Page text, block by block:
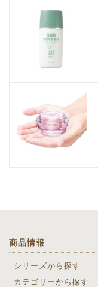
商品情報
シリーズから探す
カテゴリーから探す